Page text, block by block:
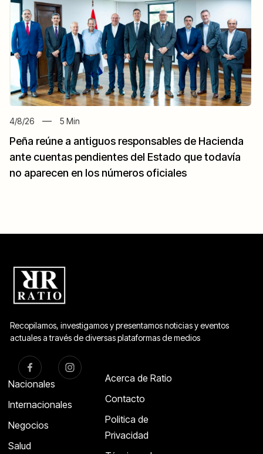
4/8/26 5 Min
Peña reúne a antiguos responsables de Hacienda
ante cuentas pendientes del Estado que todavía
no aparecen en los números oficiales
Recopilamos, investigamos y presentamos noticias y eventos
actuales a través de diversas plataformas de medios
Nacionales
Internacionales
Negocios
Salud
Acerca de Ratio
Contacto
Politica de
Privacidad